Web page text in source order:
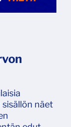
näet